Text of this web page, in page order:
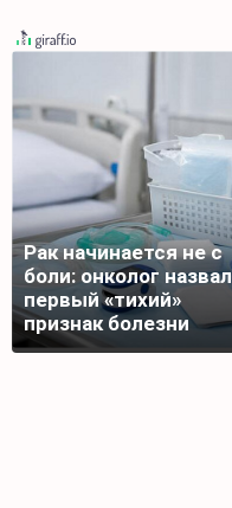
Рак начинается не с
боли: онколог назвал
первый «тихий»
признак болезни